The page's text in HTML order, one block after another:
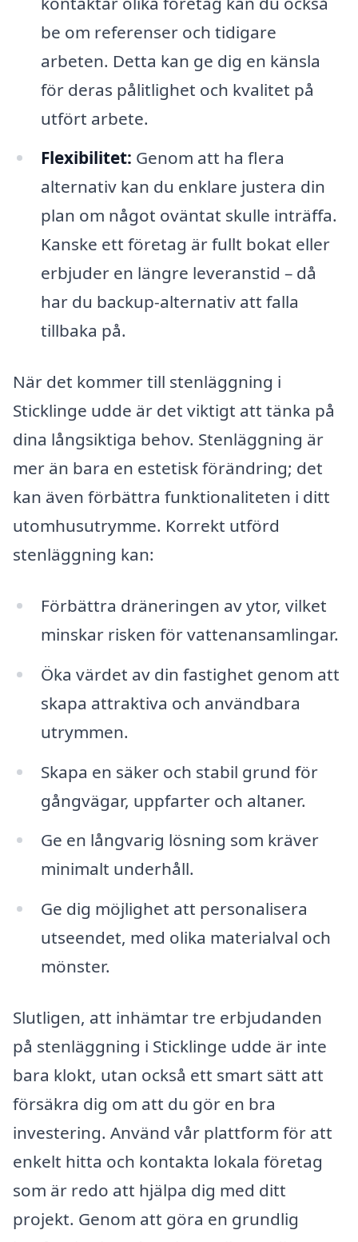
be om referenser och tidigare
arbeten. Detta kan ge dig en känsla
för deras pålitlighet och kvalitet på
utfört arbete.
Flexibilitet: Genom att ha flera
alternativ kan du enklare justera din
plan om något oväntat skulle inträffa.
Kanske ett företag är fullt bokat eller
erbjuder en längre leveranstid – då
har du backup-alternativ att falla
tillbaka på.
När det kommer till stenläggning i
Sticklinge udde är det viktigt att tänka på
dina långsiktiga behov. Stenläggning är
mer än bara en estetisk förändring; det
kan även förbättra funktionaliteten i ditt
utomhusutrymme. Korrekt utförd
stenläggning kan:
Förbättra dräneringen av ytor, vilket
minskar risken för vattenansamlingar.
Öka värdet av din fastighet genom att
skapa attraktiva och användbara
utrymmen.
Skapa en säker och stabil grund för
gångvägar, uppfarter och altaner.
Ge en långvarig lösning som kräver
minimalt underhåll.
Ge dig möjlighet att personalisera
utseendet, med olika materialval och
mönster.
Slutligen, att inhämtar tre erbjudanden
på stenläggning i Sticklinge udde är inte
bara klokt, utan också ett smart sätt att
försäkra dig om att du gör en bra
investering. Använd vår plattform för att
enkelt hitta och kontakta lokala företag
som är redo att hjälpa dig med ditt
projekt. Genom att göra en grundlig